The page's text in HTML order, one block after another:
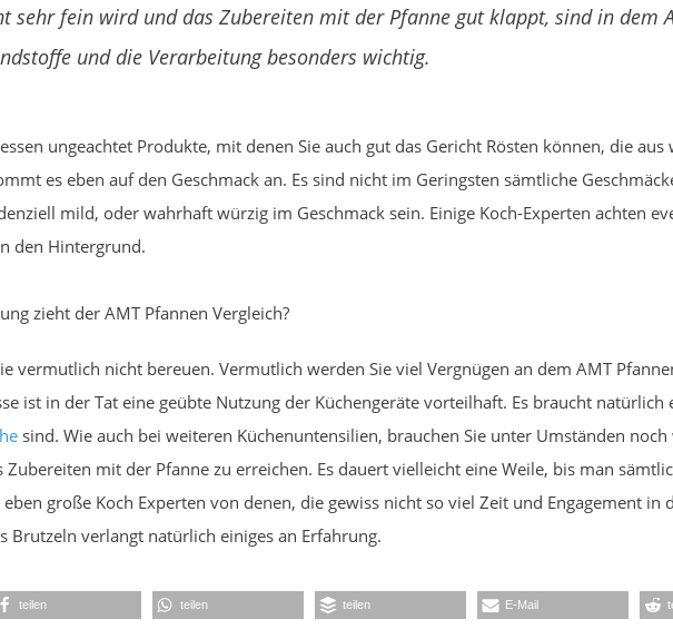
sehr fein wird und das Zubereiten mit der Pfanne gut klappt, sind in dem
und die Verarbeitung besonders wichtig.
ungeachtet Produkte, mit denen Sie auch gut das Gericht Rösten können, die
es eben auf den Geschmack an. Es sind nicht im Geringsten sämtliche
mild, oder wahrhaft würzig im Geschmack sein. Einige Koch-Experten achten
den Hintergrund.
zieht der AMT Pfannen Vergleich?
vermutlich nicht bereuen. Vermutlich werden Sie viel Vergnügen an dem AMT
ist in der Tat eine geübte Nutzung der Küchengeräte vorteilhaft. Es braucht
sind. Wie auch bei weiteren Küchenuntensilien, brauchen Sie unter Umständen
Zubereiten mit der Pfanne zu erreichen. Es dauert vielleicht eine Weile, bis man
große Koch Experten von denen, die gewiss nicht so viel Zeit und Engagement in
Brutzeln verlangt natürlich einiges an Erfahrung.
teilen teilen teilen E-Mail